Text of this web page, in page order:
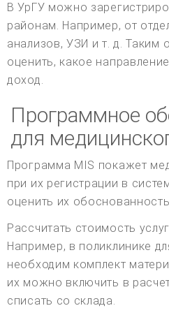
В УрГУ можно
районам. Например, от
анализов, УЗИ и т. д.
оценить, какое
доход.
Программное
для
Программа MIS покажет
при их регистрации в
оценить их обоснованность.
Рассчитать стоимость
Например, в поликлинике
необходим комплект
их можно включить в
списать со склада.